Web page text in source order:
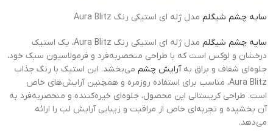
سایه چشم شیگلم مدل ژله ای استیکی رنگ Aura Blitz
سایه چشم شیگلم
مدل ژله ای استیکی رنگ Aura Blitz، یک استیک
درخشان و لوکس است که با طراحی منحصربه‌فرد و فرمولاسیون سبک خود،
جلوه‌ای شفاف و براق بهآرایش چشم می‌بخشد. این استیک با رنگ جذاب
Aura Blitz، مناسب برای استفاده روزمره و همچنین آرایش‌های خاص
است. طراحی کریستالی این محصول، جلوه‌ای خیره‌کننده و منحصربه‌فرد به
آن بخشیده و تجربه‌ای خاص از مراقبت و زیبایی آرایش لب را ارائه
می‌دهد.